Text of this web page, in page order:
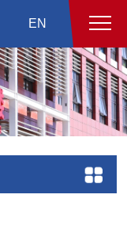
EN